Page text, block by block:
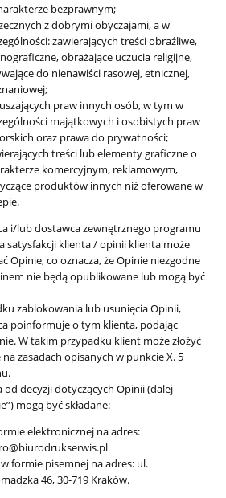
bezprawnym;
z dobrymi obyczajami, a w
zawierających treści obraźliwe,
obrażające uczucia religijne,
do nienawiści rasowej, etnicznej,
praw innych osób, w tym w
majątkowych i osobistych praw
oraz prawa do prywatności;
treści lub elementy graficzne o
komercyjnym, reklamowym,
produktów innych niż oferowane w
i/lub dostawca zewnętrznego programu
satysfakcji klienta / opinii klienta może
Opinie, co oznacza, że Opinie niezgodne
nie będą opublikowane lub mogą być
zablokowania lub usunięcia Opinii,
poinformuje o tym klienta, podając
W takim przypadku klient może złożyć
na zasadach opisanych w punkcie X. 5
od decyzji dotyczących Opinii (dalej
mogą być składane:
elektronicznej na adres:
formie pisemnej na adres: ul.
46, 30-719 Kraków.